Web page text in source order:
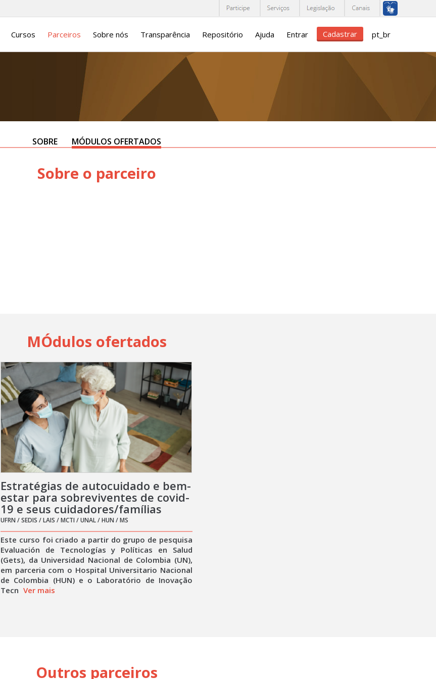
Cursos Parceiros Sobre nós Transparência Repositório Ajuda Entrar Cadastrar pt_br
SOBRE MÓDULOS OFERTADOS
Sobre o parceiro
MÓdulos ofertados
Estratégias de autocuidado e bem-
estar para sobreviventes de covid-
19 e seus cuidadores/famílias
UFRN / SEDIS / LAIS / MCTI / UNAL / HUN / MS
Este curso foi criado a partir do grupo de pesquisa
Evaluación de Tecnologías y Políticas en Salud
(Gets), da Universidad Nacional de Colombia (UN),
em parceria com o Hospital Universitario Nacional
de Colombia (HUN) e o Laboratório de Inovação
Tecn Ver mais
Outros parceiros